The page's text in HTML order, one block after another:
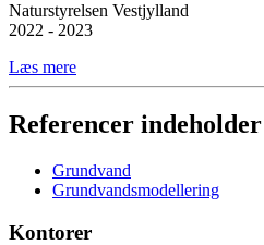
Naturstyrelsen Vestjylland
2022 - 2023
Læs mere
Referencer
Grundvand
Grundvandsmodellering
Kontorer